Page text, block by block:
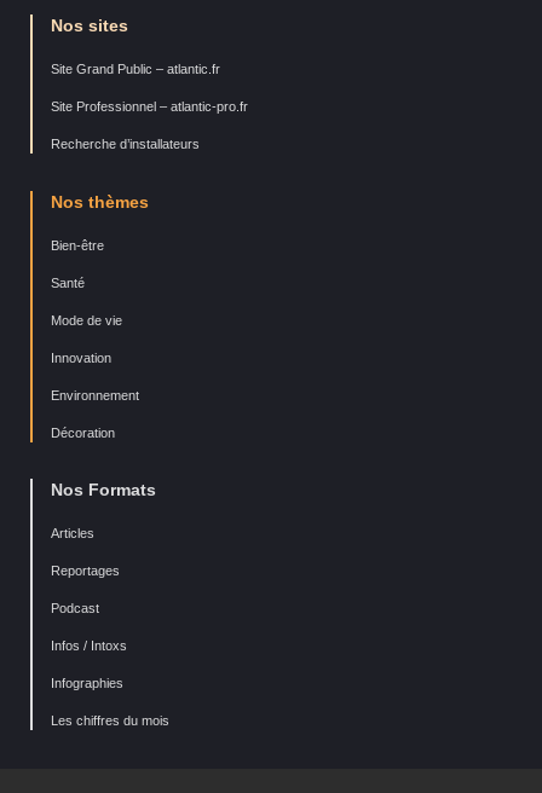
Nos sites
Site Grand Public – atlantic.fr
Site Professionnel – atlantic-pro.fr
Recherche d’installateurs
Nos thèmes
Bien-être
Santé
Mode de vie
Innovation
Environnement
Décoration
Nos Formats
Articles
Reportages
Podcast
Infos / Intoxs
Infographies
Les chiffres du mois